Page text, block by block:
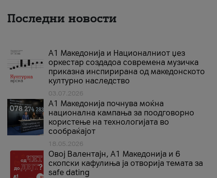
Последни новости
А1 Македонија и Националниот џез
оркестар создадоа современа музичка
приказна инспирирана од македонското
културно наследство
03.07.2026
A1 Македонија почнува моќна
национална кампања за поодговорно
користење на технологијата во
сообраќајот
18.05.2026
Овој Валентајн, A1 Македонија и 6
скопски кафулиња ја отворија темата за
safe dating